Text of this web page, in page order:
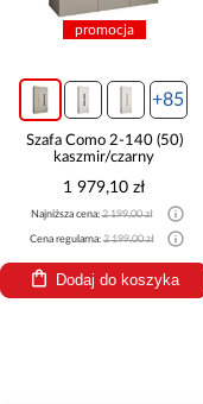
promocja
+85
Szafa Como 2-140 (50)
kaszmir/czarny
1 979,10 zł
Najniższa cena:2 199,00 zł
Cena regularna:2 199,00 zł
Dodaj do koszyka